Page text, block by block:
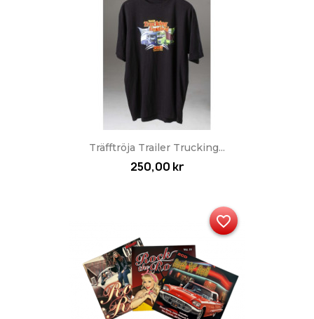
Träfftröja Trailer Trucking...
250,00 kr
favorite_border